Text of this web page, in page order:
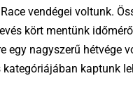
vendégei voltunk.
kört mentünk
egy nagyszerű hétvége
kaptunk